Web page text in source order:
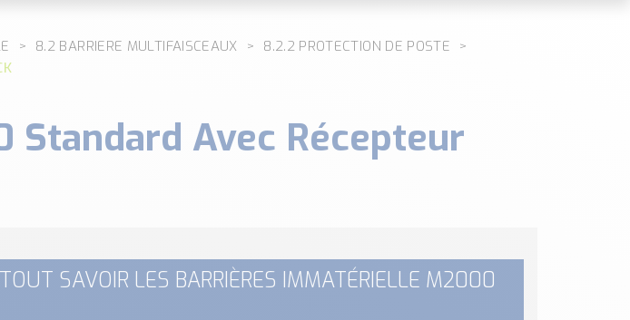
8.2 BARRIERE MULTIFAISCEAUX
8.2.2 PROTECTION DE POSTE
Avec Récepteur
SAVOIR LES BARRIÈRES IMMATÉRIELLE M2000